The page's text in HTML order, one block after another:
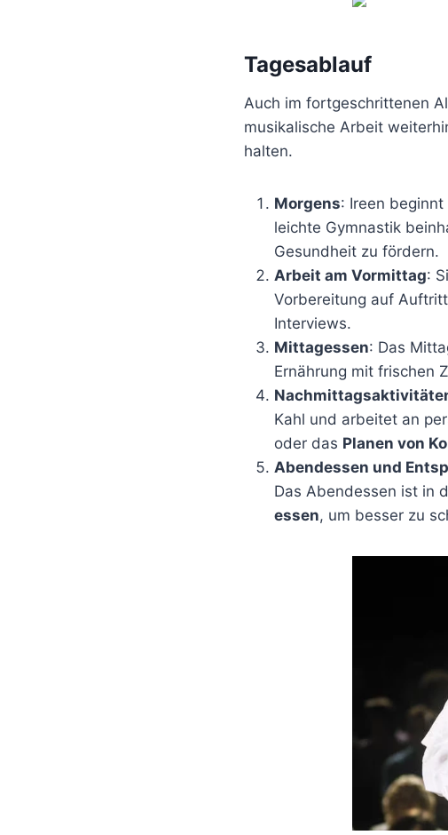
Tagesablauf
Auch im fortgeschrittenen
musikalische Arbeit
halten.
Morgens: Ireen
leichte Gymnastik
Gesundheit zu fördern.
Arbeit am Vormittag:
Vorbereitung auf
Interviews.
Mittagessen: Das
Ernährung mit frischen
Kahl und arbeitet an
oder das Planen von
Abendessen und
Das Abendessen ist in
essen, um besser zu